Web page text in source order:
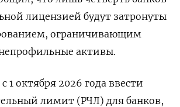
лицензией будут затронуты
ограничивающим
активы.
1 октября 2026 года ввести
лимит (РЧЛ) для банков,